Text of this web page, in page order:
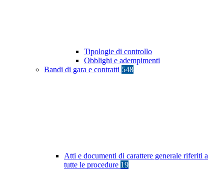
Tipologie di controllo
Obblighi e adempimenti
Bandi di gara e contratti 548
Atti e documenti di carattere generale riferiti a
tutte le procedure 19